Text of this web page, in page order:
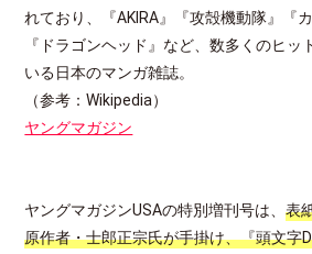
れており、『AKIRA』『攻殻機動隊』『
『ドラゴンヘッド』など、数多くのヒッ
いる日本のマンガ雑誌。
（参考：Wikipedia）
ヤングマガジン
ヤングマガジンUSAの特別増刊号は、表
原作者・士郎正宗氏が手掛け、『頭文字